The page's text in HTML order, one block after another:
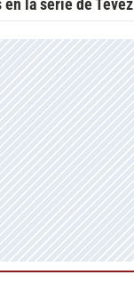
en la serie de Tévez